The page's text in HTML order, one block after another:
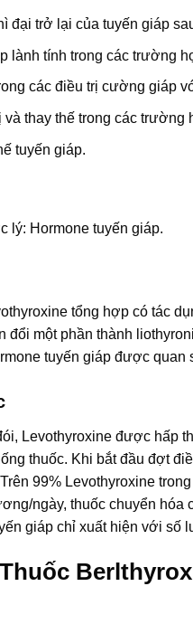
đại trở lại của tuyến giáp
lành tính trong các trường
các điều trị cường giáp
và thay thế trong các
tuyến giáp.
lý: Hormone tuyến giáp.
tổng hợp có tác
đổi một phần thành
tuyến giáp được
Levothyroxine được hấp
thuốc. Khi bắt đầu đợt
99% Levothyroxine
ngày, thuốc chuyển
giáp chỉ xuất hiện với số